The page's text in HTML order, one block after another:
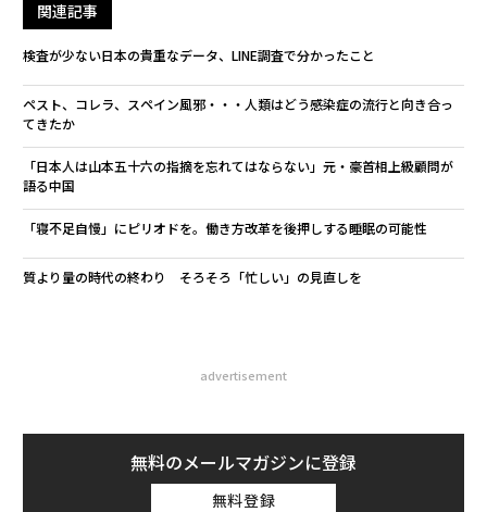
関連記事
検査が少ない日本の貴重なデータ、LINE調査で分かったこと
ペスト、コレラ、スペイン風邪・・・人類はどう感染症の流行と向き合っ
てきたか
「日本人は山本五十六の指摘を忘れてはならない」元・豪首相上級顧問が
語る中国
「寝不足自慢」にピリオドを。働き方改革を後押しする睡眠の可能性
質より量の時代の終わり そろそろ「忙しい」の見直しを
advertisement
無料のメールマガジンに登録
無料登録